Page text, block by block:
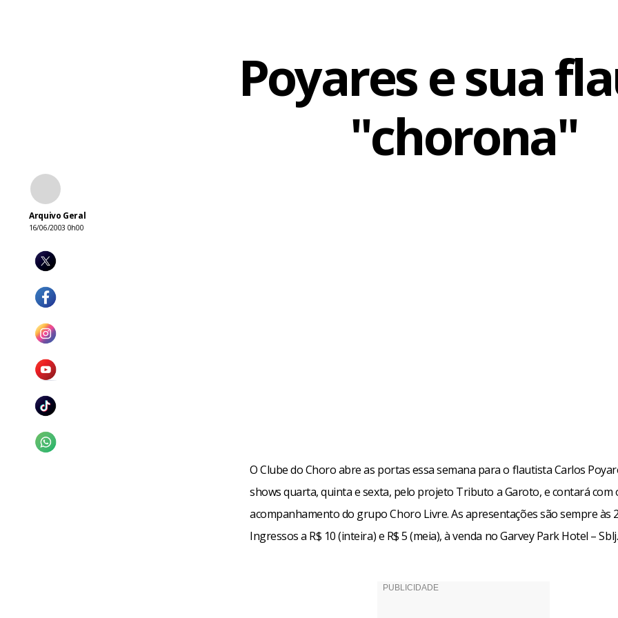
Poyares e sua
"chorona"
Arquivo Geral
16/06/2003 0h00
O Clube do Choro abre as portas essa semana para o flautista Carlos
shows quarta, quinta e sexta, pelo projeto Tributo a Garoto, e contará com
acompanhamento do grupo Choro Livre. As apresentações são sempre às
Ingressos a R$ 10 (inteira) e R$ 5 (meia), à venda no Garvey Park Hotel –